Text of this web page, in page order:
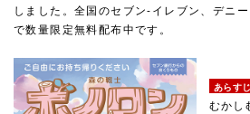
しました。全国のセブン-イレブン、デニ
で数量限定無料配布中です。
あらすじ
むか